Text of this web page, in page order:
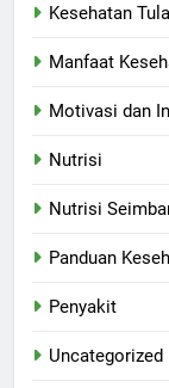
Kesehatan
Manfaat
Motivasi dan
Nutrisi
Nutrisi
Panduan
Penyakit
Uncategorized